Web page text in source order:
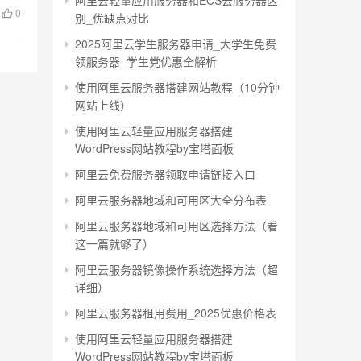
0
别_优缺点对比
2025阿里云学生服务器申请_大学生免费
领服务器_学生党优惠全解析
使用阿里云服务器搭建网站教程（10分钟
网站上线）
使用阿里云轻量应用服务器搭建
WordPress网站教程by宝塔面板
阿里云免费服务器领取申请链接入口
阿里云服务器地域和可用区大全分布表
阿里云服务器地域和可用区选择方法（看
这一篇就够了）
阿里云服务器镜像操作系统选择方法（超
详细）
阿里云服务器租用费用_2025优惠价格表
使用阿里云轻量应用服务器搭建
WordPress网站教程by宝塔面板